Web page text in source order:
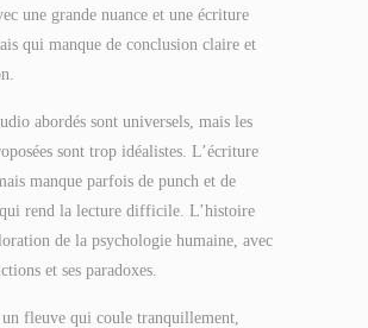
une grande nuance et une écriture
qui manque de conclusion claire et
abordés sont universels, mais les
sont trop idéalistes. L’écriture
manque parfois de punch et de
rend la lecture difficile. L’histoire
de la psychologie humaine, avec
et ses paradoxes.
fleuve qui coule tranquillement,